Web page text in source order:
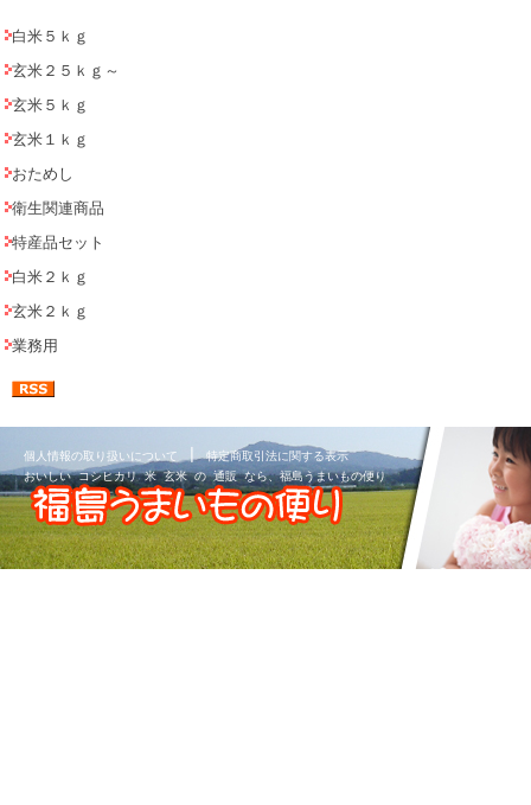
白米５ｋｇ
玄米２５ｋｇ～
玄米５ｋｇ
玄米１ｋｇ
おためし
衛生関連商品
特産品セット
白米２ｋｇ
玄米２ｋｇ
業務用
個人情報の取り扱いについて |特定商取引法に関する表示
おいしい コシヒカリ 米 玄米 の 通販 なら、福島うまいもの便り